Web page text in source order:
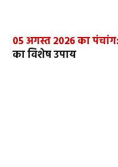
05 अगस्त 2026 का पंचांग:
का विशेष उपाय